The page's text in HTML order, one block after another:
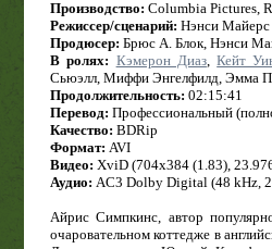
Производство: Columbia Pictures,
Режиссер/сценарий: Нэнси Майерс
Продюсер: Брюс А. Блок, Нэнси
В ролях: Кэмерон Диаз,Кейт
Сьюэлл, Миффи Энгелфилд, Эмма
Продолжительность: 02:15:41
Перевод: Профессиональный
Качество: BDRip
Формат: AVI
Видео: XviD (704x384 (1.83),
Аудио: AC3 Dolby Digital (48 kHz,
Айрис Симпкинс, автор
очаровательном коттедже в